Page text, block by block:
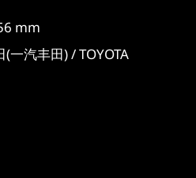
mm
一汽丰田) / TOYOTA